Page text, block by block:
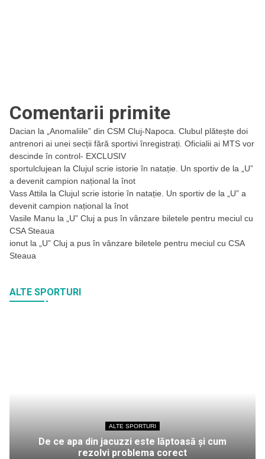
Comentarii primite
Dacian la
„Anomaliile” din CSM Cluj-Napoca. Clubul plătește doi
antrenori ai unei secții fără sportivi înregistrați. Oficialii ai MTS vor
descinde în control- EXCLUSIV
sportulclujean la Clujul scrie istorie în natație. Un sportiv de la „U”
a devenit campion național la înot
Vass Attila la Clujul scrie istorie în natație. Un sportiv de la „U” a
devenit campion național la înot
Vasile Manu la
„U” Cluj a pus în vânzare biletele pentru meciul cu
CSA Steaua
ionut la
„U” Cluj a pus în vânzare biletele pentru meciul cu CSA
Steaua
ALTE SPORTURI
ALTE SPORTURI
De ce apa din jacuzzi este lăptoasă și cum
rezolvi problema corect